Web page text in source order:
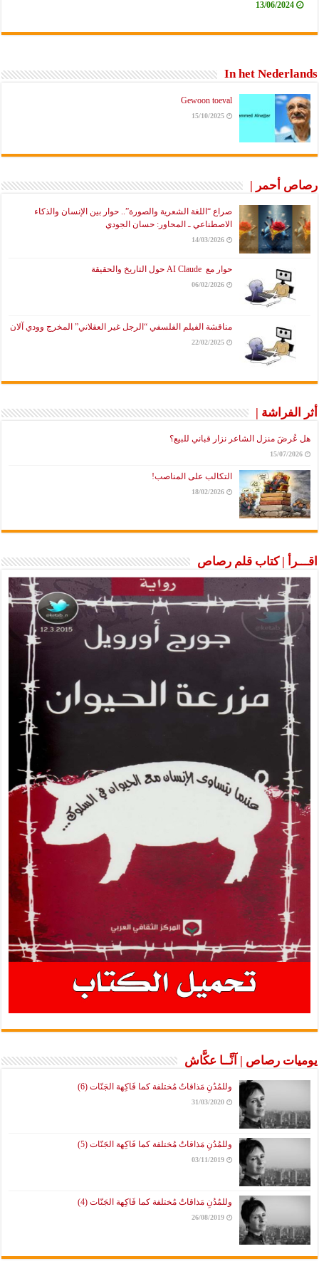
13/06/
In het
Gewoon toeval
15/10/2025
|
صراع “اللغة الشعرية والصورة”.. حوار بين الإنسان والذكاء
الاصطناعي ـ المحاور: حسان الجودي
14/03/2026
06/02/2026
مناقشة الفيلم الفلسفي “الرجل غير العقلاني” المخرج وودي آلان
22/02/2025
|
منزل الشاعر نزار قباني للبيع؟
15/
التكالب على المناصب!
18/02/2026
| كتاب قلم رصاص
رصاص | آنَّــا عكَّاش
وللمُدُنِ مَذاقاتٌ مُختلفة كما فَاكِهة الجَنّات (6)
31/03/2020
وللمُدُنِ مَذاقاتٌ مُختلفة كما فَاكِهة الجَنّات (5)
03/11/2019
وللمُدُنِ مَذاقاتٌ مُختلفة كما فَاكِهة الجَنّات (4)
26/08/2019